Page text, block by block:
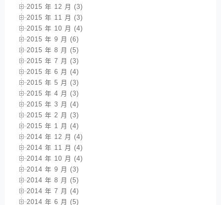
2015 年 12 月 (3)
2015 年 11 月 (3)
2015 年 10 月 (4)
2015 年 9 月 (6)
2015 年 8 月 (5)
2015 年 7 月 (3)
2015 年 6 月 (4)
2015 年 5 月 (3)
2015 年 4 月 (3)
2015 年 3 月 (4)
2015 年 2 月 (3)
2015 年 1 月 (4)
2014 年 12 月 (4)
2014 年 11 月 (4)
2014 年 10 月 (4)
2014 年 9 月 (3)
2014 年 8 月 (5)
2014 年 7 月 (4)
2014 年 6 月 (5)